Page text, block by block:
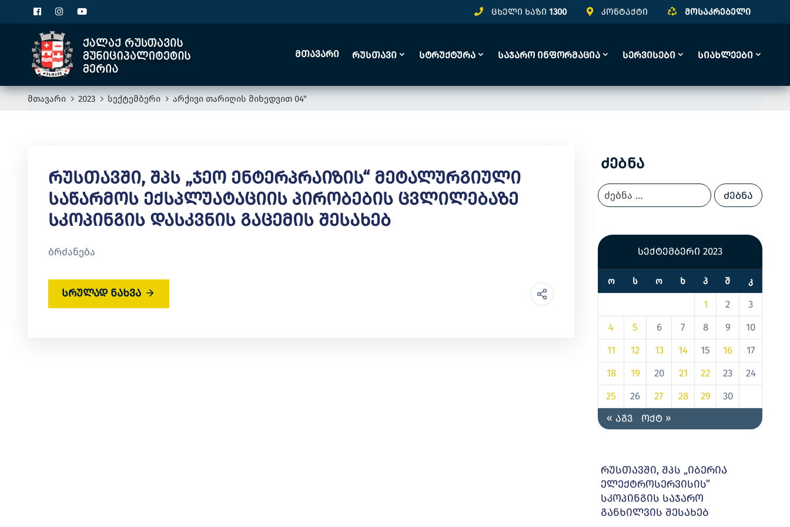
ცხელი ხაზი 1300 კონტაქტი მოსაკრებელი
Მთავარი Რუსთავი Სტრუქტურა Საჯარო Ინფორმაცია Სერვისები Სიახლეები
მთავარი 2023 სექტემბერი არქივი თარიღის მიხედვით 04"
Რუსთავში, Შპს „ჯეო Ენტერპრაიზის“ Მეტალურგიული
Საწარმოს Ექსპლუატაციის Პირობების Ცვლილებაზე
Სკოპინგის Დასკვნის Გაცემის Შესახებ
ბრძანება
სრულად ნახვა
Ძებნა
სექტემბერი 2023
Ო Ს Ო Ხ Პ Შ Კ
1 2
3
4
5 6 7 8 9
10
11
12 13 14 15 16
17
18
19 20 21 22 23
24
25
26 27 28 29
30
« აგვ
ოქტ »
რუსთავში, შპს „იბერია
ელექტროსერვისის”
სკოპინგის საჯარო
განხილვის შესახებ